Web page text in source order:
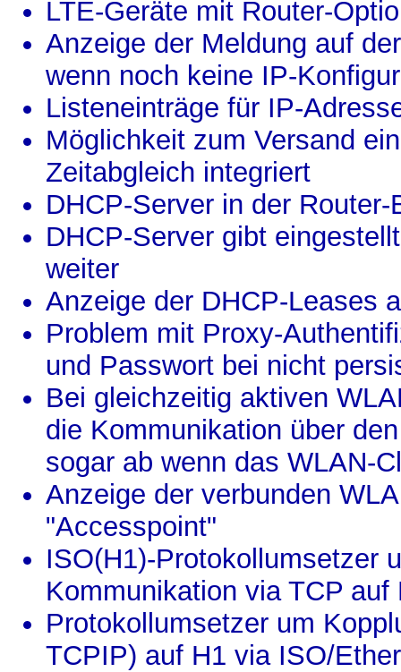
LTE-Geräte mit Router-
Anzeige der Meldung auf
wenn noch keine IP-
Listeneinträge für IP-
Möglichkeit zum Versand
Zeitabgleich integriert
DHCP-Server in der
DHCP-Server gibt
weiter
Anzeige der DHCP-Leases
Problem mit Proxy-
und Passwort bei nicht
Bei gleichzeitig aktiven
die Kommunikation über
sogar ab wenn das WLAN-
Anzeige der verbunden
"Accesspoint"
ISO(H1)-Protokollumsetzer
Kommunikation via TCP auf
Protokollumsetzer um
TCPIP) auf H1 via ISO/